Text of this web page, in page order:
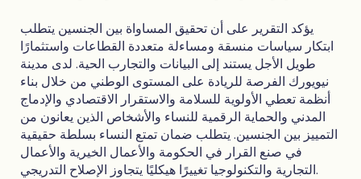
يؤكد التقرير على أن تحقيق المساواة بين الجنسين يتطلب
ابتكار سياسات منسقة ومساءلة متعددة القطاعات واستثمارًا
طويل الأجل يستند إلى البيانات والتجارب الحية. لدى مدينة
نيويورك الفرصة للريادة على المستوى الوطني من خلال بناء
أنظمة تعطي الأولوية للسلامة والاستقرار الاقتصادي والإدماج
المدني والحماية الرقمية للنساء والأشخاص الذين يعانون من
التمييز بين الجنسين. يتطلب ضمان تمتع النساء بسلطة حقيقية
في صنع القرار في الحكومة والأعمال الخيرية والأعمال
التجارية والتكنولوجيا تغييرًا هيكليًا يتجاوز الإصلاح التدريجي.